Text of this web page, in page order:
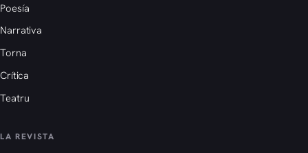
Poesía
Narrativa
Torna
Crítica
Teatru
LA REVISTA